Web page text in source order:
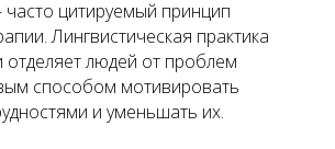
цитируемый принцип
Лингвистическая практика
отделяет людей от проблем
способом мотивировать
и уменьшать их.